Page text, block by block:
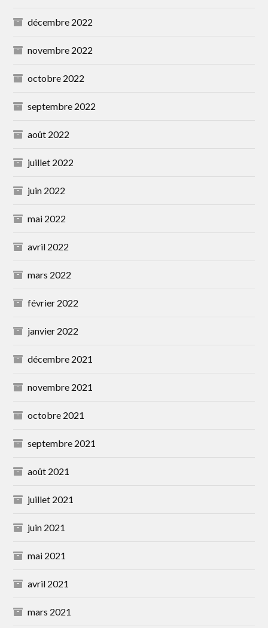
décembre 2022
novembre 2022
octobre 2022
septembre 2022
août 2022
juillet 2022
juin 2022
mai 2022
avril 2022
mars 2022
février 2022
janvier 2022
décembre 2021
novembre 2021
octobre 2021
septembre 2021
août 2021
juillet 2021
juin 2021
mai 2021
avril 2021
mars 2021